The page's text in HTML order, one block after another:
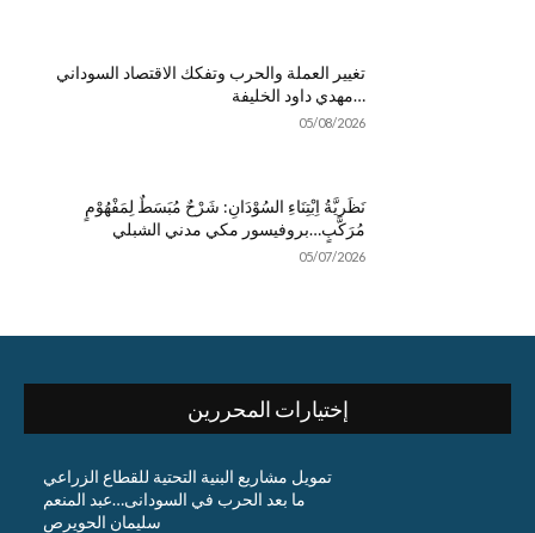
تغيير العملة والحرب وتفكك الاقتصاد السوداني
…مهدي داود الخليفة
05/08/2026
نَظَريَّةُ اِبْتِنَاءِ السُوْدَانِ: شَرْحٌ مُبَسَطٌ لِمَفْهُوْمٍ
مُرَكَّبٍ…بروفيسور مكي مدني الشبلي
05/07/2026
إختيارات المحررين
تمويل مشاريع البنية التحتية للقطاع الزراعي
ما بعد الحرب في السودانى…عبد المنعم
سليمان الحويرص